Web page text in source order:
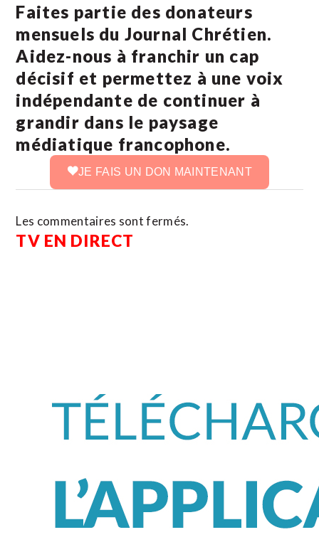
Faites partie des donateurs
mensuels du Journal Chrétien.
Aidez-nous à franchir un cap
décisif et permettez à une voix
indépendante de continuer à
grandir dans le paysage
médiatique francophone.
JE FAIS UN DON MAINTENANT
Les commentaires sont fermés.
TV EN DIRECT